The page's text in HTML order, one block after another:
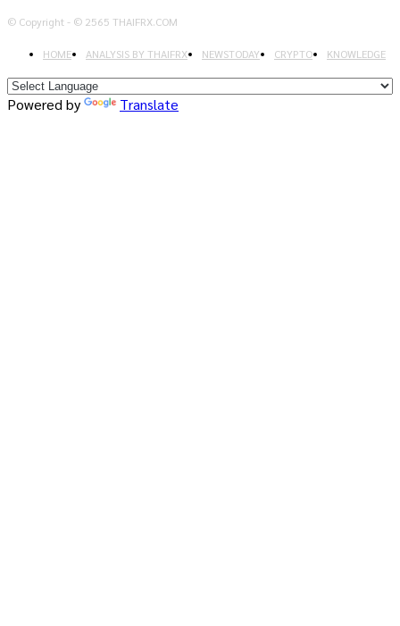
© Copyright - © 2565 THAIFRX.COM
HOME ANALYSIS BY THAIFRX NEWSTODAY CRYPTO KNOWLEDGE
Powered by Translate